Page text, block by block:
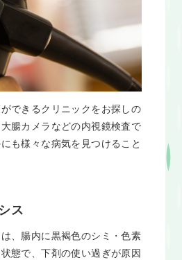
できるクリニックをお探しの
腸カメラなどの内視鏡検査で
も様々な病気を見つけること
ス
、腸内に黒褐色のシミ・色素
態で、下剤の使い過ぎが原因